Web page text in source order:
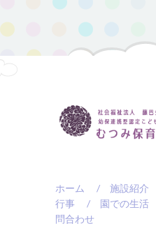
ホーム / 施設紹介
行事
/ 園での生活
問合わせ